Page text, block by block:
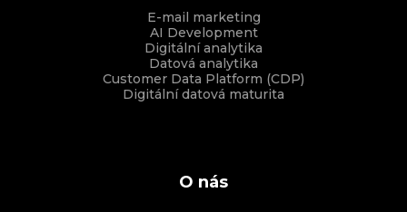
E-mail marketing
AI Development
Digitální analytika
Datová analytika
Customer Data Platform (CDP)
Digitální datová maturita
O nás